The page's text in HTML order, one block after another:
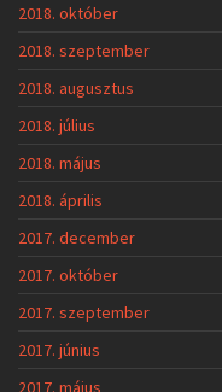
2018. október
2018. szeptember
2018. augusztus
2018. július
2018. május
2018. április
2017. december
2017. október
2017. szeptember
2017. június
2017. május